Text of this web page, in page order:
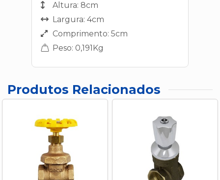
Altura: 8cm
Largura: 4cm
Comprimento: 5cm
Peso: 0,191Kg
Produtos Relacionados